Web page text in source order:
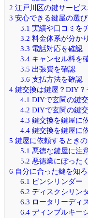
2 江戸川区の鍵サービ
3 安心できる鍵屋の選
3.1 実績や口コミを
3.2 料金体系が分か
3.3 電話対応を確認
3.4キャンセル料を
3.5 出張費を確認
3.6 支払方法を確認
4 鍵交換は鍵屋？DIY
4.1 DIYで玄関の鍵
4.2 DIYで玄関の鍵
4.3 鍵交換を鍵屋に
4.4鍵交換を鍵屋に
5 鍵屋に依頼するとき
5.1 悪徳な鍵屋に注
5.2 悪徳業にぼった
6 自分に合った鍵を知ろ
6.1 ピンシリンダー
6.2 ディスクシリン
6.3 ロータリーディ
6.4ディンプルキー